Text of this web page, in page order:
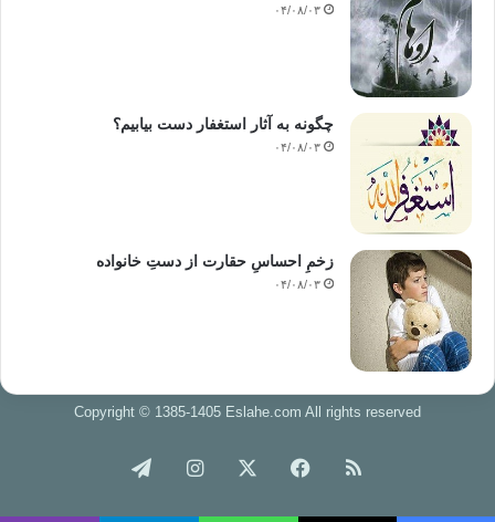
۰۴/۰۸/۰۳
چگونه به آثار استغفار دست بیابیم؟
۰۴/۰۸/۰۳
زخمِ احساسِ حقارت از دستِ خانواده
۰۴/۰۸/۰۳
Copyright © 1385-1405 Eslahe.com All rights reserved
خوراک فیس اینستاگرام